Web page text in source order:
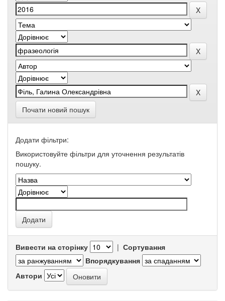
Почати новий пошук
Додати фільтри:
Використовуйте фільтри для уточнення результатів
пошуку.
Вивести на сторінку | Сортування
Впорядкування
Автори